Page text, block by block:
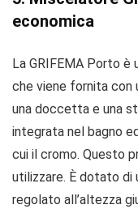
economica
La GRIFEMA Porto
che viene fornita con
una doccetta e una
integrata nel bagno
cui il cromo. Questo
utilizzare. È dotato di
regolato all’altezza